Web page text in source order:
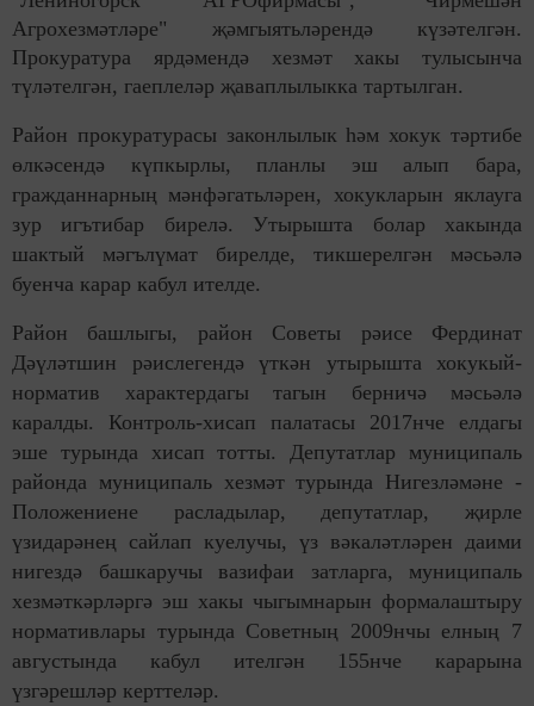
Агрохезмәтләре" җәмгыятьләрендә күзәтелгән.
Прокуратура ярдәмендә хезмәт хакы тулысынча
түләтелгән, гаеплеләр җаваплылыкка тартылган.
Район прокуратурасы законлылык һәм хокук тәртибе
өлкәсендә күпкырлы, планлы эш алып бара,
гражданнарның мәнфәгатьләрен, хокукларын яклауга
зур игътибар бирелә. Утырышта болар хакында
шактый мәгълүмат бирелде, тикшерелгән мәсьәлә
буенча карар кабул ителде.
Район башлыгы, район Советы рәисе Фердинат
Дәүләтшин рәислегендә үткән утырышта хокукый-
норматив характердагы тагын берничә мәсьәлә
каралды. Контроль-хисап палатасы 2017нче елдагы
эше турында хисап тотты. Депутатлар муниципаль
районда муниципаль хезмәт турында Нигезләмәне -
Положениене расладылар, депутатлар, җирле
үзидарәнең сайлап куелучы, үз вәкаләтләрен даими
нигездә башкаручы вазифаи затларга, муниципаль
хезмәткәрләргә эш хакы чыгымнарын формалаштыру
нормативлары турында Советның 2009нчы елның 7
августында кабул ителгән 155нче карарына
үзгәрешләр керттеләр.